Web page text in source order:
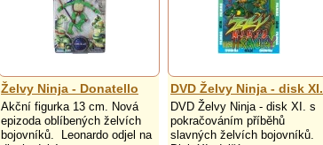
Želvy Ninja - Donatello
Akční figurka 13 cm. Nová
epizoda oblíbených želvích
bojovníků. Leonardo odjel na
DVD Želvy Ninja - disk XI.
DVD Želvy Ninja - disk XI. s
pokračováním příběhů
slavných želvích bojovníků.